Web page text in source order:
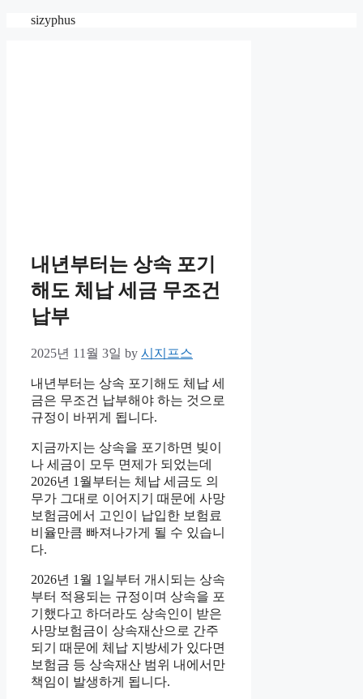
sizyphus
내년부터는 상속 포기
해도 체납 세금 무조건
납부
2025년 11월 3일 by 시지프스
내년부터는 상속 포기해도 체납 세
금은 무조건 납부해야 하는 것으로
규정이 바뀌게 됩니다.
지금까지는 상속을 포기하면 빚이
나 세금이 모두 면제가 되었는데
2026년 1월부터는 체납 세금도 의
무가 그대로 이어지기 때문에 사망
보험금에서 고인이 납입한 보험료
비율만큼 빠져나가게 될 수 있습니
다.
2026년 1월 1일부터 개시되는 상속
부터 적용되는 규정이며 상속을 포
기했다고 하더라도 상속인이 받은
사망보험금이 상속재산으로 간주
되기 때문에 체납 지방세가 있다면
보험금 등 상속재산 범위 내에서만
책임이 발생하게 됩니다.